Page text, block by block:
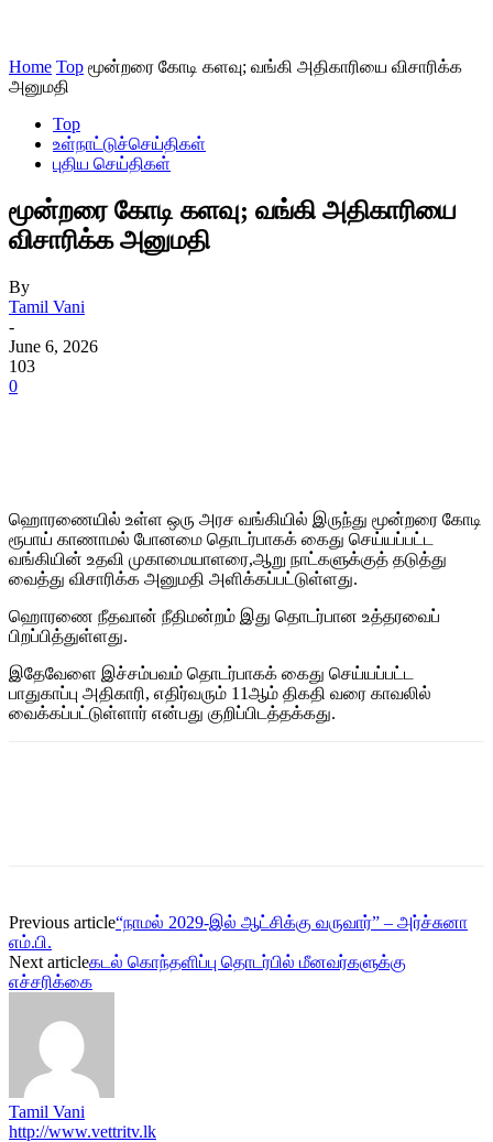
Home Top மூன்றரை கோடி களவு; வங்கி அதிகாரியை விசாரிக்க
அனுமதி
Top
உள்நாட்டுச்செய்திகள்
புதிய செய்திகள்
மூன்றரை கோடி களவு; வங்கி அதிகாரியை
விசாரிக்க அனுமதி
By
Tamil Vani
-
June 6, 2026
103
0
ஹொரணையில் உள்ள ஒரு அரச வங்கியில் இருந்து மூன்றரை கோடி
ரூபாய் காணாமல் போனமை தொடர்பாகக் கைது செய்யப்பட்ட
வங்கியின் உதவி முகாமையாளரை,ஆறு நாட்களுக்குத் தடுத்து
வைத்து விசாரிக்க அனுமதி அளிக்கப்பட்டுள்ளது.
ஹொரணை நீதவான் நீதிமன்றம் இது தொடர்பான உத்தரவைப்
பிறப்பித்துள்ளது.
இதேவேளை இச்சம்பவம் தொடர்பாகக் கைது செய்யப்பட்ட
பாதுகாப்பு அதிகாரி, எதிர்வரும் 11ஆம் திகதி வரை காவலில்
வைக்கப்பட்டுள்ளார் என்பது குறிப்பிடத்தக்கது.
Previous article“நாமல் 2029-இல் ஆட்சிக்கு வருவார்” – அர்ச்சுனா
எம்.பி.
Next articleகடல் கொந்தளிப்பு தொடர்பில் மீனவர்களுக்கு
எச்சரிக்கை
Tamil Vani
http://www.vettritv.lk